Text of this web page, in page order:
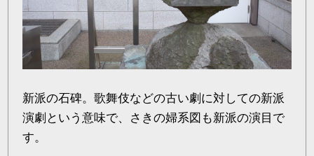
新派の石碑。歌舞伎などの古い劇に対しての新派
演劇という意味で、さきの婦系図も新派の演目で
す。